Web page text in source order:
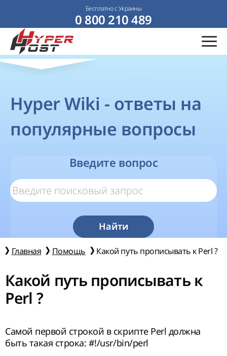
Бесплатно с Украины
0 800 210 489
Hyper Wiki - ответы на
популярные вопросы
Введите вопрос
Найти
Главная Помощь Какой путь прописывать к Perl ?
Какой путь прописывать к
Perl ?
Самой первой строкой в скрипте Perl должна
быть такая строка: #!/usr/bin/perl